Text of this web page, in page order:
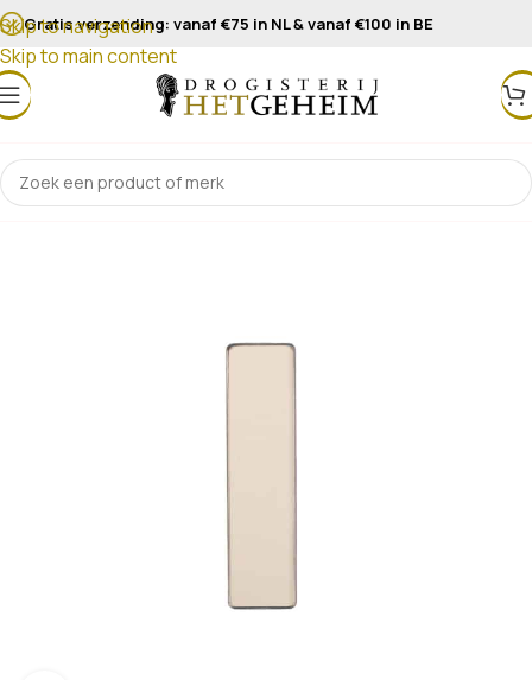
Skip to navigation
Skip to main content
Gratis verzending: vanaf €75 in NL & vanaf €100 in BE